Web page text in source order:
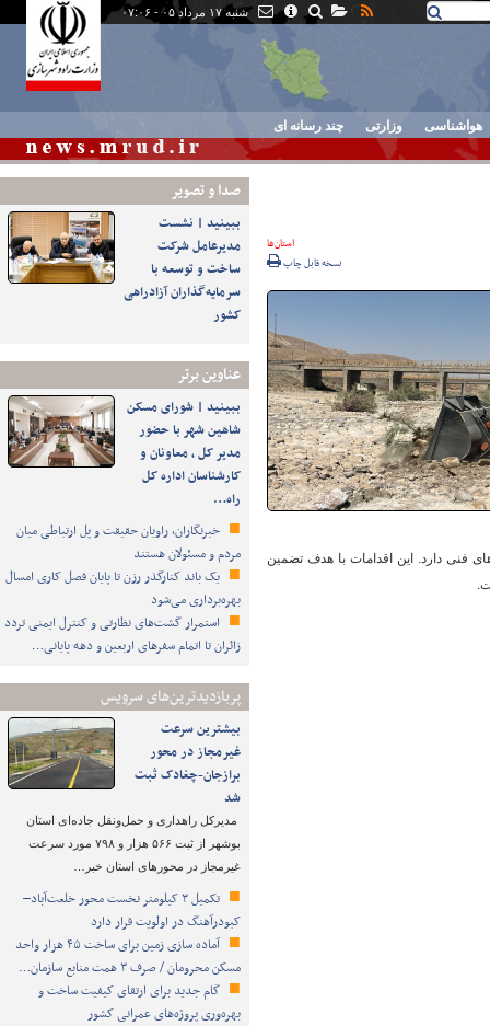
شنبه ۱۷ مرداد ۰۵ - ۰۷:۰۶
هواشناسی وزارتی چند رسانه ای
صدا و تصوير
ببینید | نشست
مدیرعامل شرکت
ساخت و توسعه با
سرمایه‌گذاران آزادراهی
کشور
عناوین برتر
ببینید | شورای مسکن
شاهین شهر با حضور
مدیر کل ، معاونان و
کارشناسان اداره کل
راه…
خبرنگاران، راویان حقیقت و پل ارتباطی میان
مردم و مسئولان هستند
یک باند کنارگذر رزن تا پایان فصل کاری امسال
بهره‌برداری می‌شود
استمرار گشت‌های نظارتی و کنترل ایمنی تردد
زائران تا اتمام سفرهای اربعین و دهه پایانی…
پربازدیدترین‌های سرویس
بیشترین سرعت
غیرمجاز در محور
برازجان-چغادک ثبت
شد
مدیرکل راهداری و حمل‌ونقل جاده‌ای استان
بوشهر از ثبت ۵۶۶ هزار و ۷۹۸ مورد سرعت
غیرمجاز در محورهای استان خبر…
تکمیل ۳ کیلومتر نخست محور خلعت‌آباد–
کبودرآهنگ در اولویت قرار دارد
آماده سازی زمین برای ساخت ۴۵ هزار واحد
مسکن محرومان / صرف ۳ همت منابع سازمان…
گام جدید برای ارتقای کیفیت ساخت و
بهره‌وری پروژه‌های عمرانی کشور
استان‌ها
نسخه قابل چاپ
فنی دارد. این اقدامات با هدف تضمین